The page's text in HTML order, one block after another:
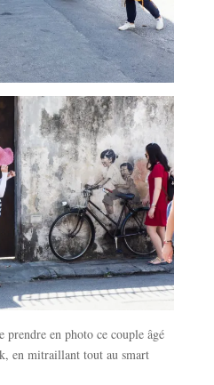
prendre en photo ce couple âgé
en mitraillant tout au smart